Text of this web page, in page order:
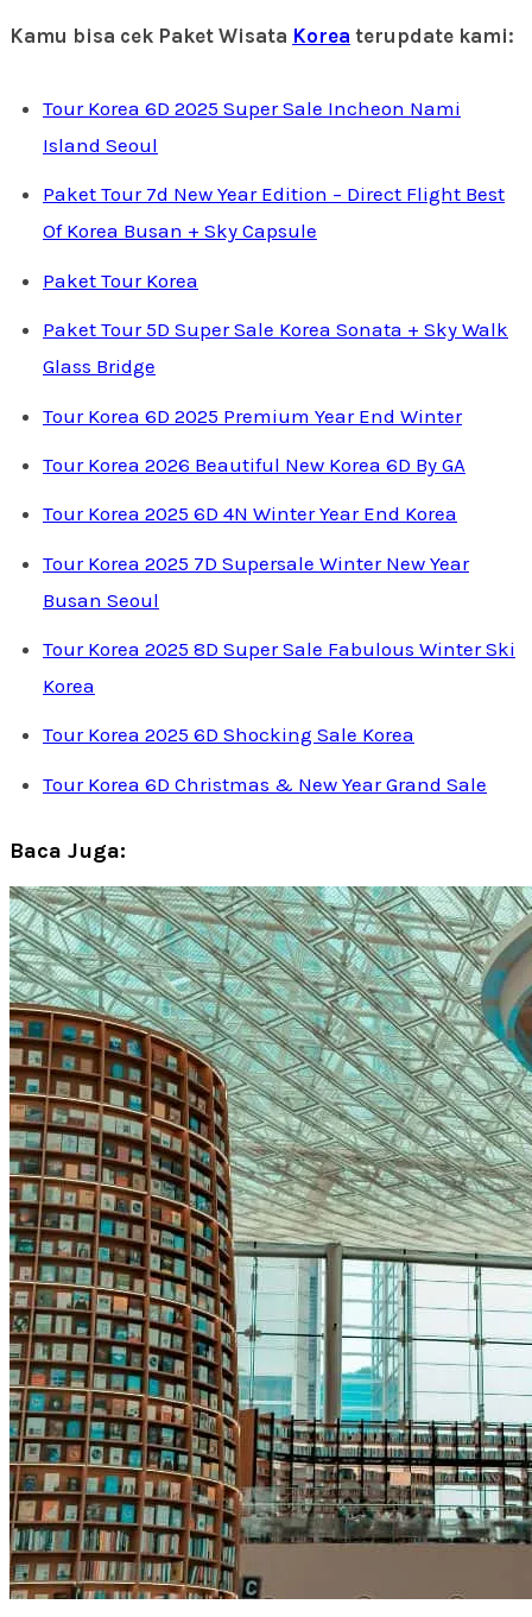
Kamu bisa cek Paket Wisata Korea terupdate kami:
Tour Korea 6D 2025 Super Sale Incheon Nami
Island Seoul
Paket Tour 7d New Year Edition – Direct Flight Best
Of Korea Busan + Sky Capsule
Paket Tour Korea
Paket Tour 5D Super Sale Korea Sonata + Sky Walk
Glass Bridge
Tour Korea 6D 2025 Premium Year End Winter
Tour Korea 2026 Beautiful New Korea 6D By GA
Tour Korea 2025 6D 4N Winter Year End Korea
Tour Korea 2025 7D Supersale Winter New Year
Busan Seoul
Tour Korea 2025 8D Super Sale Fabulous Winter Ski
Korea
Tour Korea 2025 6D Shocking Sale Korea
Tour Korea 6D Christmas & New Year Grand Sale
Baca Juga: